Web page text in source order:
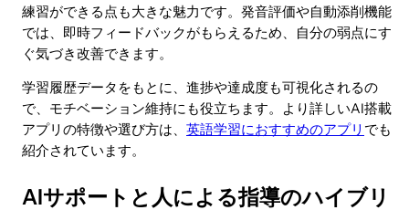
練習ができる点も大きな魅力です。発音評価や自動添削機能
では、即時フィードバックがもらえるため、自分の弱点にす
ぐ気づき改善できます。
学習履歴データをもとに、進捗や達成度も可視化されるの
で、モチベーション維持にも役立ちます。より詳しいAI搭載
アプリの特徴や選び方は、 英語学習におすすめのアプリ でも
紹介されています。
AIサポートと人による指導のハイブリ